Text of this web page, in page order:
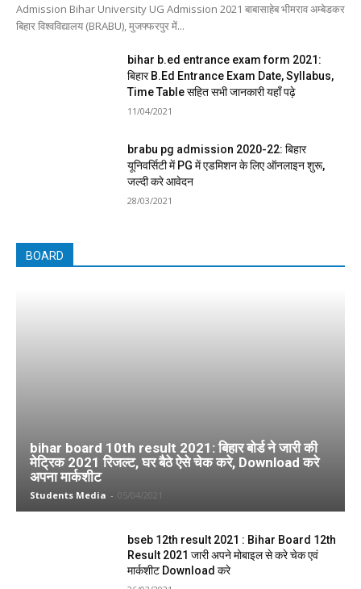
Admission Bihar University UG Admission 2021 बाबासाहेब भीमराव अम्बेडकर
बिहार विश्वविद्यालय (BRABU), मुजफ्फरपुर में...
bihar b.ed entrance exam form 2021:
बिहार B.Ed Entrance Exam Date, Syllabus,
Time Table सहित सभी जानकारी यहाँ पढ़े
11/04/2021
brabu pg admission 2020-22: बिहार
यूनिवर्सिटी में PG में एडमिशन के लिए ऑनलाइन शुरू,
जल्दी करे आवेदन
28/03/2021
BOARD
bihar board 10th result 2021: बिहार बोर्ड ने जारी की
मेट्रिक 2021 रिजल्ट, घर बैठे ऐसे चेक करे, Download करे
अपना मार्कशीट
Students Media - 05/04/2021
bseb 12th result 2021 : Bihar Board 12th
Result 2021 जारी अपने मोबाइल से करे चेक एवं
मार्कशीट Download करे